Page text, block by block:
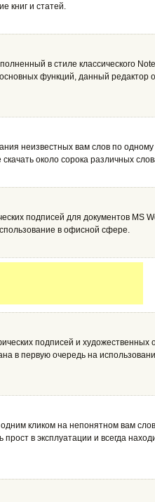
книг и статей.
в стиле классического
функций, данный редактор
неизвестных вам слов по
около сорока различных
подписей для документов MS
в офисной сфере.
подписей и
в первую очередь на
кликом на непонятном вам
в эксплуатации и всегда